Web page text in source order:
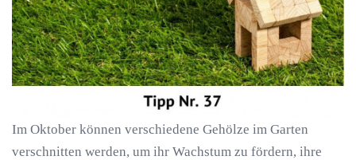
Im Oktober können verschiedene Gehölze im Garten
verschnitten werden, um ihr Wachstum zu fördern, ihre